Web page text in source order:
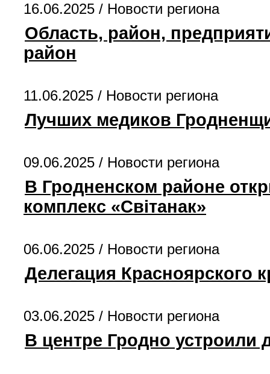
16.06.2025 / Новости региона
Область, район,
район
11.06.2025 / Новости региона
Лучших медиков
09.06.2025 / Новости региона
В Гродненском районе
комплекс «Свiтанак»
06.06.2025 / Новости региона
Делегация Красноярского
03.06.2025 / Новости региона
В центре Гродно устроили